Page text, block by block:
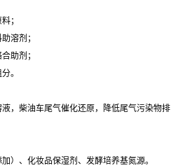
；
溶剂；
助剂；
。
，柴油车尾气催化还原，降低尾气污染物排
）、化妆品保湿剂、发酵培养基氮源。